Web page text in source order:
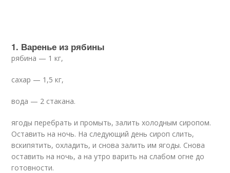
1. Варенье из рябины
рябина — 1 кг,
сахар — 1,5 кг,
вода — 2 стакана.
ягоды перебрать и промыть, залить холодным сиропом.
Оставить на ночь. На следующий день сироп слить,
вскипятить, охладить, и снова залить им ягоды. Снова
оставить на ночь, а на утро варить на слабом огне до
готовности.